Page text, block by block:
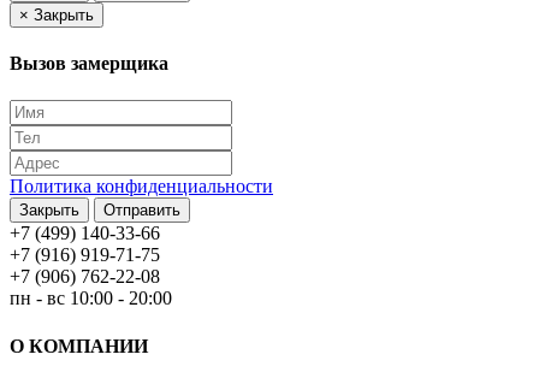
× Закрыть
Вызов замерщика
Политика конфиденциальности
Закрыть Отправить
+7 (499) 140-33-66
+7 (916) 919-71-75
+7 (906) 762-22-08
пн - вс 10:00 - 20:00
О КОМПАНИИ